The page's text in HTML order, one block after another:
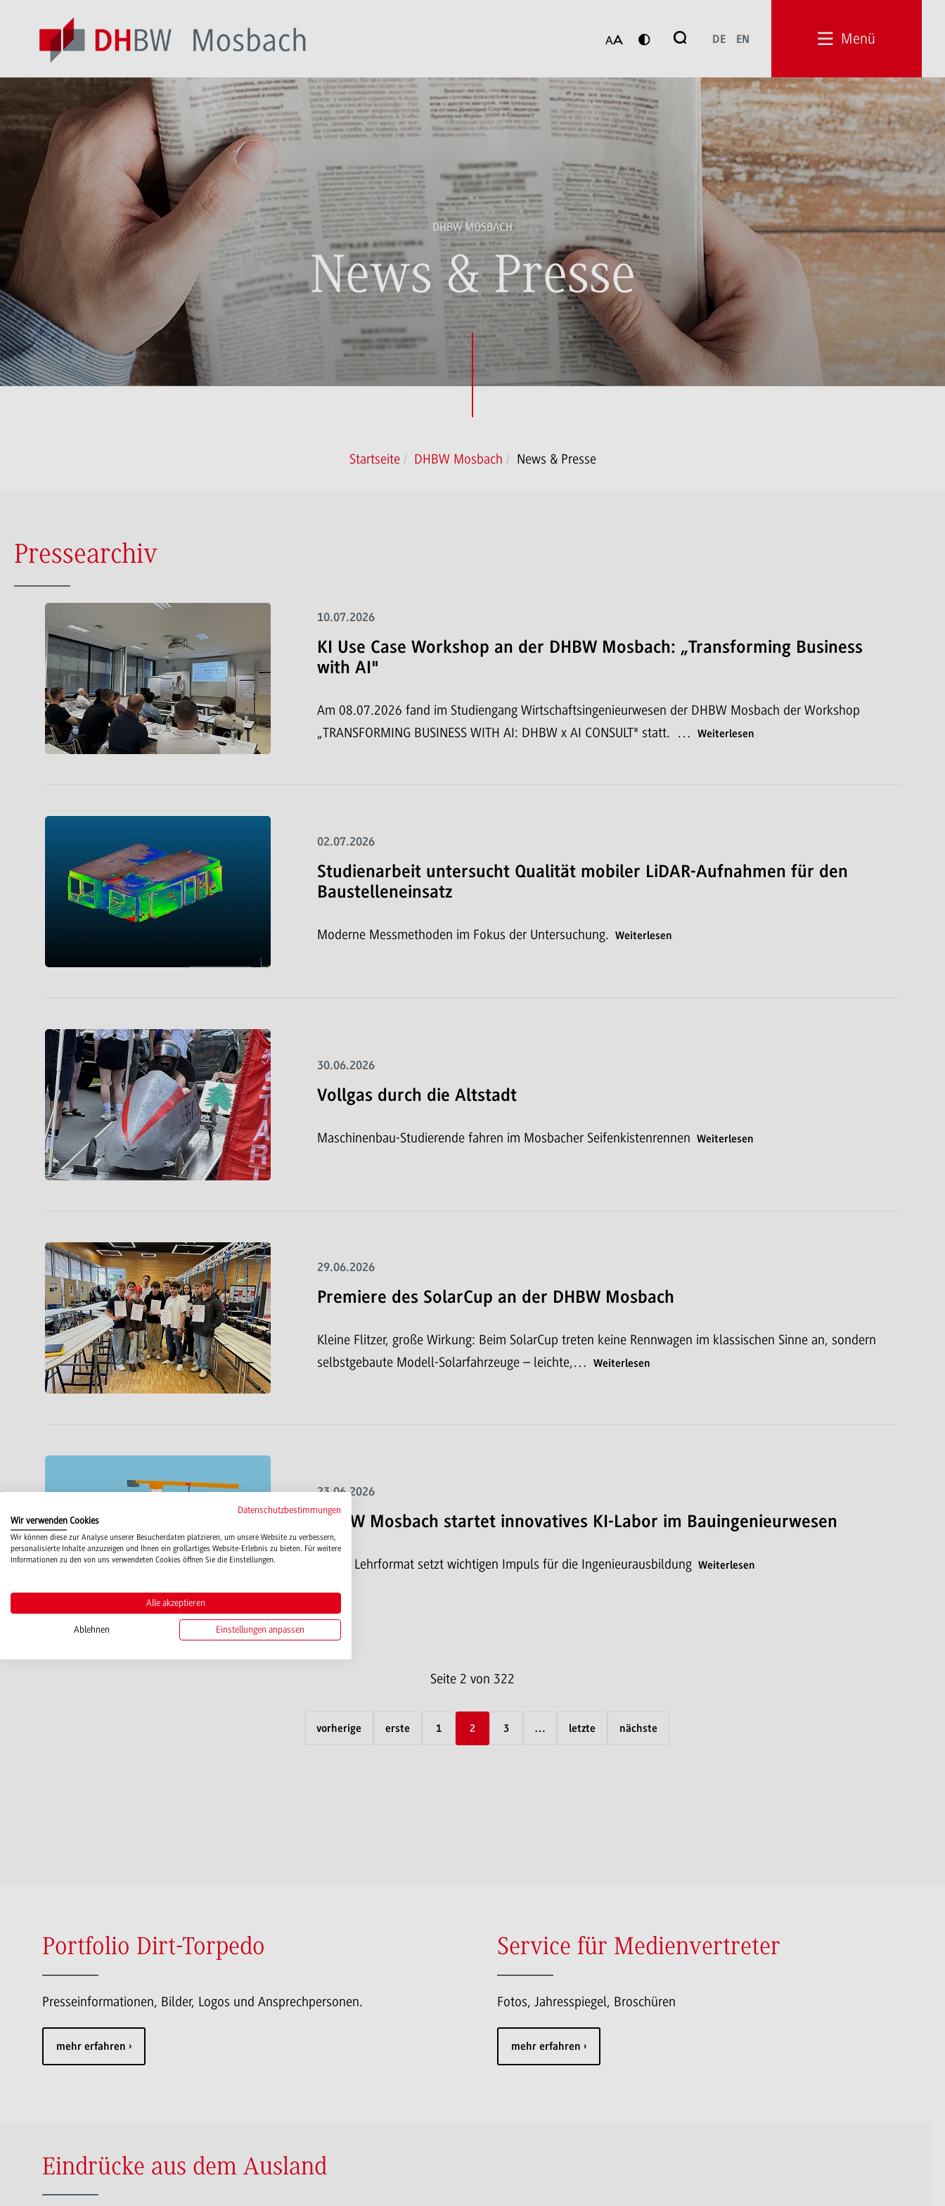
Suche
DE EN Menü
DHBW MOSBACH
News & Presse
Startseite DHBW Mosbach News & Presse
Pressearchiv
10.07.2026
KI Use Case Workshop an der DHBW Mosbach: „Transforming Business
with AI"
Am 08.07.2026 fand im Studiengang Wirtschaftsingenieurwesen der DHBW Mosbach der Workshop
„TRANSFORMING BUSINESS WITH AI: DHBW x AI CONSULT" statt. …
Weiterlesen
02.07.2026
Studienarbeit untersucht Qualität mobiler LiDAR-Aufnahmen für den
Baustelleneinsatz
Moderne Messmethoden im Fokus der Untersuchung. Weiterlesen
30.06.2026
Vollgas durch die Altstadt
Maschinenbau-Studierende fahren im Mosbacher Seifenkistenrennen Weiterlesen
29.06.2026
Premiere des SolarCup an der DHBW Mosbach
Kleine Flitzer, große Wirkung: Beim SolarCup treten keine Rennwagen im klassischen Sinne an, sondern
selbstgebaute Modell-Solarfahrzeuge – leichte,…
Weiterlesen
23.06.2026
DHBW Mosbach startet innovatives KI-Labor im Bauingenieurwesen
Neues Lehrformat setzt wichtigen Impuls für die Ingenieurausbildung Weiterlesen
Seite 2 von 322
vorherige erste 1 2 3 … letzte nächste
Portfolio Dirt-Torpedo
Presseinformationen, Bilder, Logos und Ansprechpersonen.
mehr erfahren
Service für Medienvertreter
Fotos, Jahresspiegel, Broschüren
mehr erfahren
Eindrücke aus dem Ausland
Datenschutzbestimmungen
Wir verwenden Cookies
Wir können diese zur Analyse unserer Besucherdaten platzieren, um unsere Website zu verbessern,
personalisierte Inhalte anzuzeigen und Ihnen ein großartiges Website-Erlebnis zu bieten. Für weitere
Informationen zu den von uns verwendeten Cookies öffnen Sie die Einstellungen.
Alle akzeptieren
Ablehnen Einstellungen anpassen